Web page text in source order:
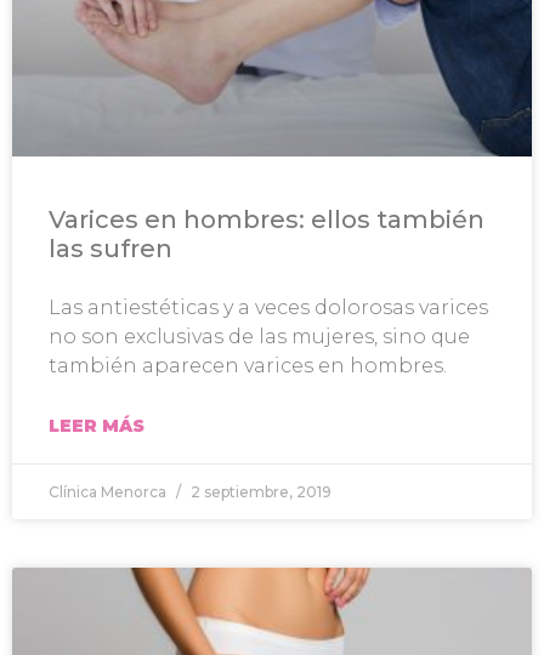
Varices en hombres: ellos también
las sufren
Las antiestéticas y a veces dolorosas varices
no son exclusivas de las mujeres, sino que
también aparecen varices en hombres.
LEER MÁS
Clínica Menorca 2 septiembre, 2019